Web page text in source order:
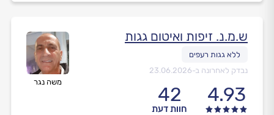
משה נגר
ש.מ.נ. זיפות ואיטום גגות
נבדק לאחרונה ב-23.06.2026
4.93
42
חוות דעת